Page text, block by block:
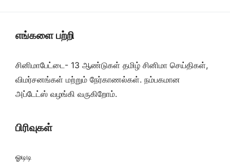
எங்களை பற்றி
சினிமாபேட்டை- 13 ஆண்டுகள் தமிழ் சினிமா செய்திகள்,
விமர்சனங்கள் மற்றும் நேர்காணல்கள். நம்பகமான
அப்டேட்ஸ் வழங்கி வருகிறோம்.
பிரிவுகள்
ஓடிடி